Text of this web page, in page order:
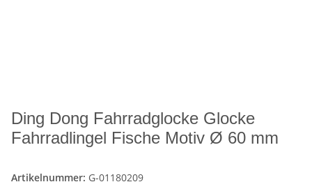
Ding Dong Fahrradglocke Glocke
Fahrradlingel Fische Motiv Ø 60 mm
Artikelnummer: G-01180209